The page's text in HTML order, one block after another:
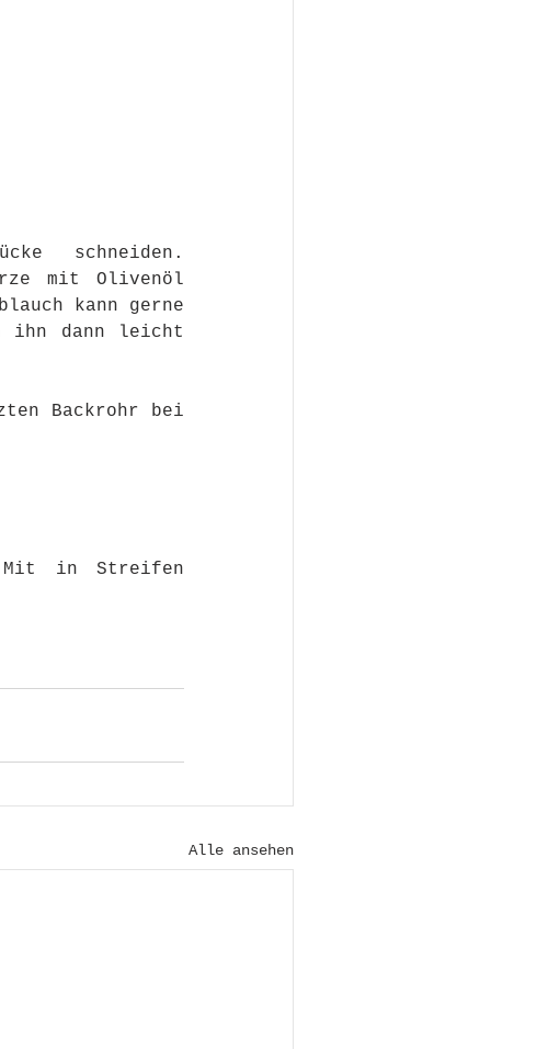
schneiden.
mit Olivenöl
kann gerne
ihn dann leicht
Backrohr bei
Mit in Streifen
Alle ansehen